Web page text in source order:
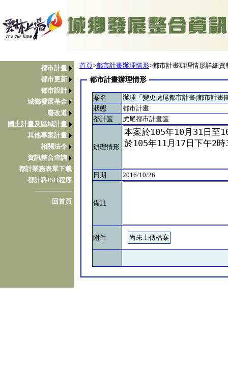
都市計畫
都市更新
都市設計
城鄉發展基金
廢改道
國土計畫及區域計畫
其他專案計畫
相關法令
資訊整合查詢
都計業務表單下載
都計科ISO程序
────────
回首頁
首頁>都市計畫辦理情形>都市計畫辦理情形詳細資
都市計畫辦理情形
案名
辦理「變更虎尾都市計畫(都市計畫
狀態
都市計畫
都計區
虎尾都市計畫區
辦理情形
日期 2016/10/26
備註
附件 尚未上傳檔案